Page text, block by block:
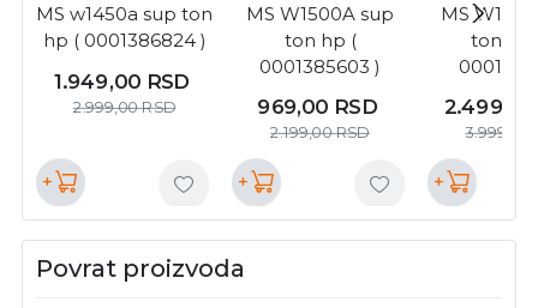
MS w1450a sup ton
hp ( 0001386824 )
1.949,00 RSD
2.999,00RSD
+
MS W1500A sup
ton hp (
0001385603 )
969,00 RSD
2.199,00RSD
+
MS
toner
3.999,00
+
Povrat proizvoda